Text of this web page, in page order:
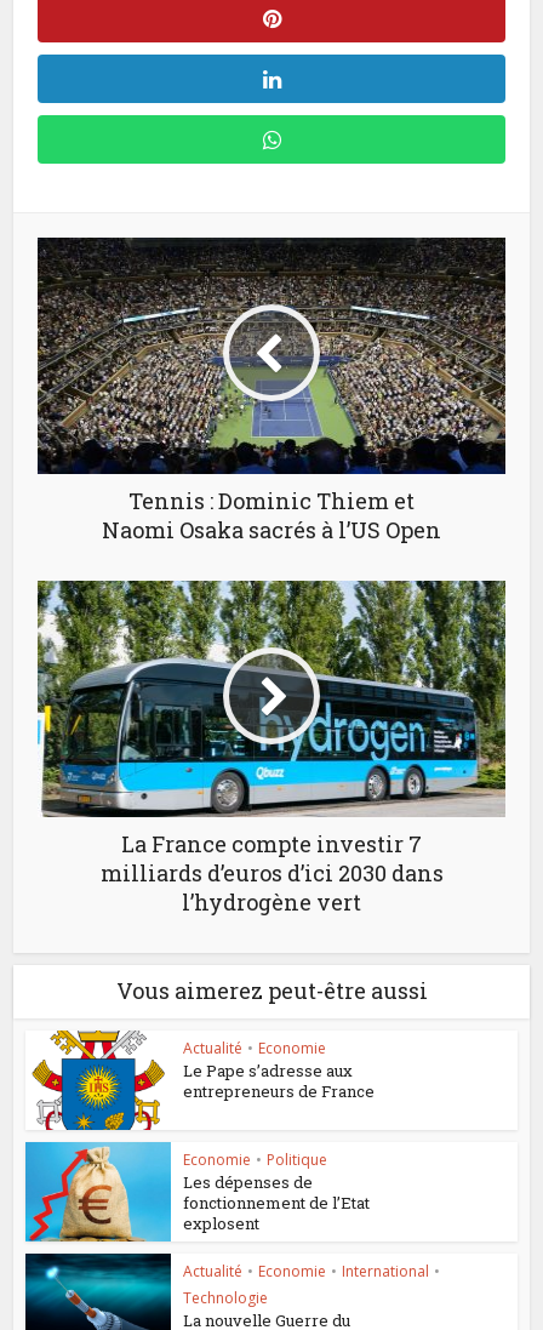
Tennis : Dominic Thiem et
Naomi Osaka sacrés à l’US Open
La France compte investir 7
milliards d’euros d’ici 2030 dans
l’hydrogène vert
Vous aimerez peut-être aussi
Actualité • Economie
Le Pape s’adresse aux
entrepreneurs de France
Economie • Politique
Les dépenses de
fonctionnement de l’Etat
explosent
Actualité • Economie • International •
Technologie
La nouvelle Guerre du